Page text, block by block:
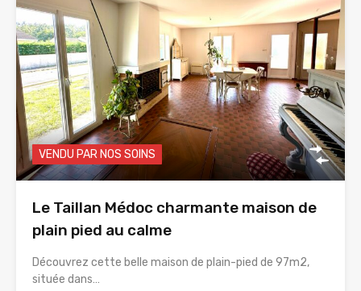
VENDU PAR NOS SOINS
Le Taillan Médoc charmante maison de
plain pied au calme
Découvrez cette belle maison de plain-pied de 97m2,
située dans…